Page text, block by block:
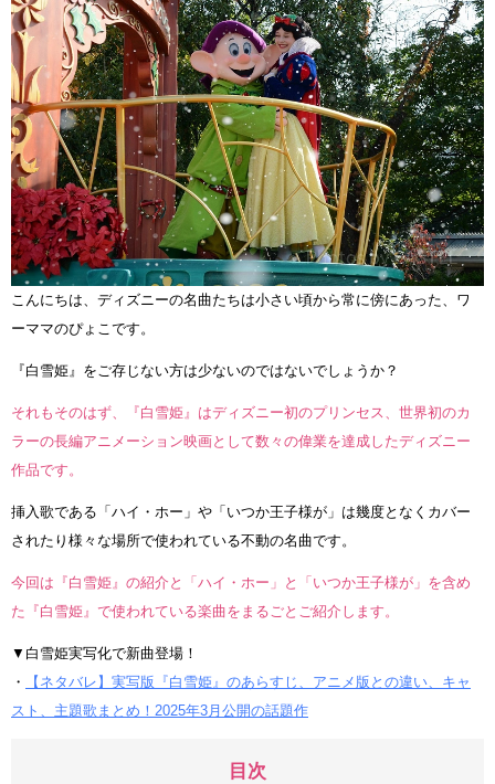
こんにちは、ディズニーの名曲たちは小さい頃から常に傍にあった、ワ
ーママのぴょこです。
『白雪姫』をご存じない方は少ないのではないでしょうか？
それもそのはず、『白雪姫』はディズニー初のプリンセス、世界初のカ
ラーの長編アニメーション映画として数々の偉業を達成したディズニー
作品です。
挿入歌である「ハイ・ホー」や「いつか王子様が」は幾度となくカバー
されたり様々な場所で使われている不動の名曲です。
今回は『白雪姫』の紹介と「ハイ・ホー」と「いつか王子様が」を含め
た『白雪姫』で使われている楽曲をまるごとご紹介します。
▼白雪姫実写化で新曲登場！
・
【ネタバレ】実写版『白雪姫』のあらすじ、アニメ版との違い、キャ
スト、主題歌まとめ！2025年3月公開の話題作
目次